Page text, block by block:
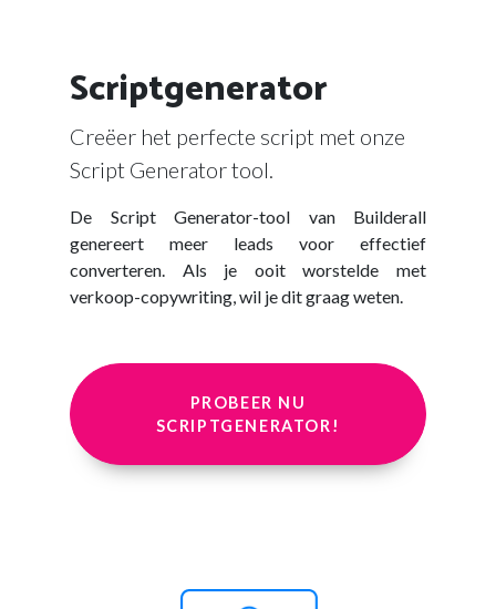
Scriptgenerator
Creëer het perfecte script met onze
Script Generator tool.
De Script Generator-tool van Builderall
genereert meer leads voor effectief
converteren. Als je ooit worstelde met
verkoop-copywriting, wil je dit graag weten.
PROBEER NU
SCRIPTGENERATOR!